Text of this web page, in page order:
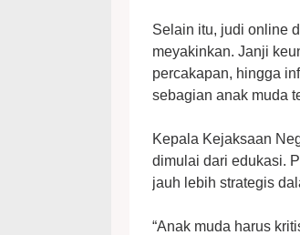
Selain itu, judi online
meyakinkan. Janji
percakapan, hingga
sebagian anak muda
Kepala Kejaksaan
dimulai dari edukasi.
jauh lebih strategis
“Anak muda harus